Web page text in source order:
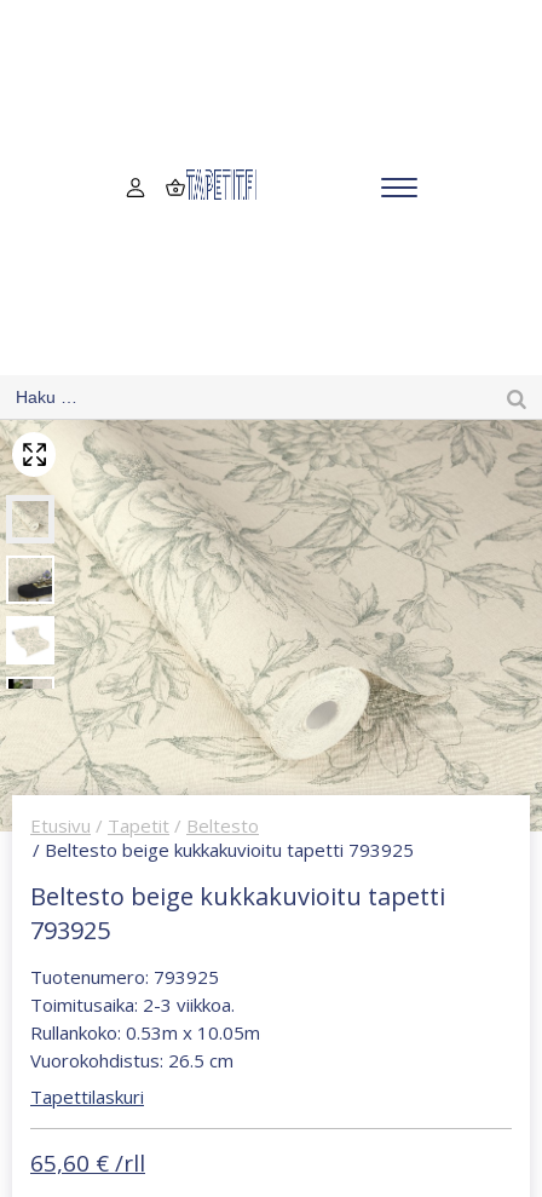
Etusivu / Tapetit / Beltesto
/ Beltesto beige kukkakuvioitu tapetti 793925
Beltesto beige kukkakuvioitu tapetti
793925
Tuotenumero: 793925
Toimitusaika: 2-3 viikkoa.
Rullankoko: 0.53m x 10.05m
Vuorokohdistus: 26.5 cm
Tapettilaskuri
65,60 € /rll